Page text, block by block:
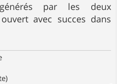
par les deux
avec succes dans